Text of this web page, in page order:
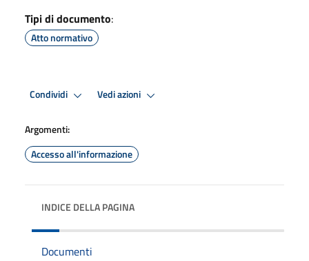
Tipi di documento:
Atto normativo
Condividi Vedi azioni
Argomenti:
Accesso all'informazione
INDICE DELLA PAGINA
Documenti